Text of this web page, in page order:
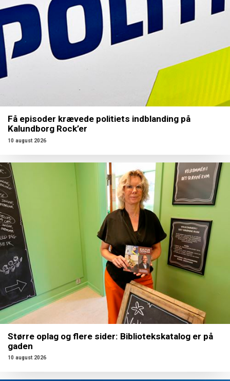
Få episoder krævede politiets indblanding på
Kalundborg Rock’er
10 august 2026
Større oplag og flere sider: Bibliotekskatalog er på
gaden
10 august 2026